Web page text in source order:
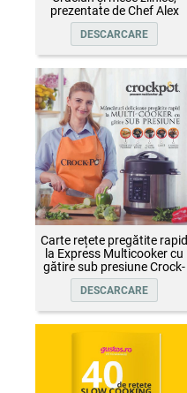
prezentate de Chef Alex
Cîrțu și invitații săi
DESCARCARE
Carte rețete pregătite rapid
la Express Multicooker cu
gătire sub presiune Crock-
Pot
DESCARCARE